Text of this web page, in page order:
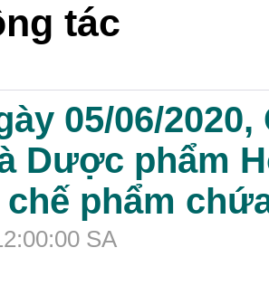
tác
05/06/
Dược phẩm
chế phẩm
SA